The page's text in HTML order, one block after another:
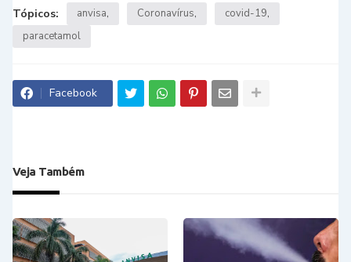
Tópicos: anvisa Coronavírus
covid-19
paracetamol
Facebook
Veja Também